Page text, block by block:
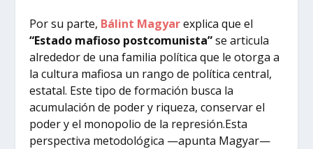
Por su parte, Bálint Magyar explica que el
“Estado mafioso postcomunista”se articula
alrededor de una familia política que le otorga a
la cultura mafiosa un rango de política central,
estatal. Este tipo de formación busca la
acumulación de poder y riqueza, conservar el
poder y el monopolio de la represión.Esta
perspectiva metodológica —apunta Magyar—